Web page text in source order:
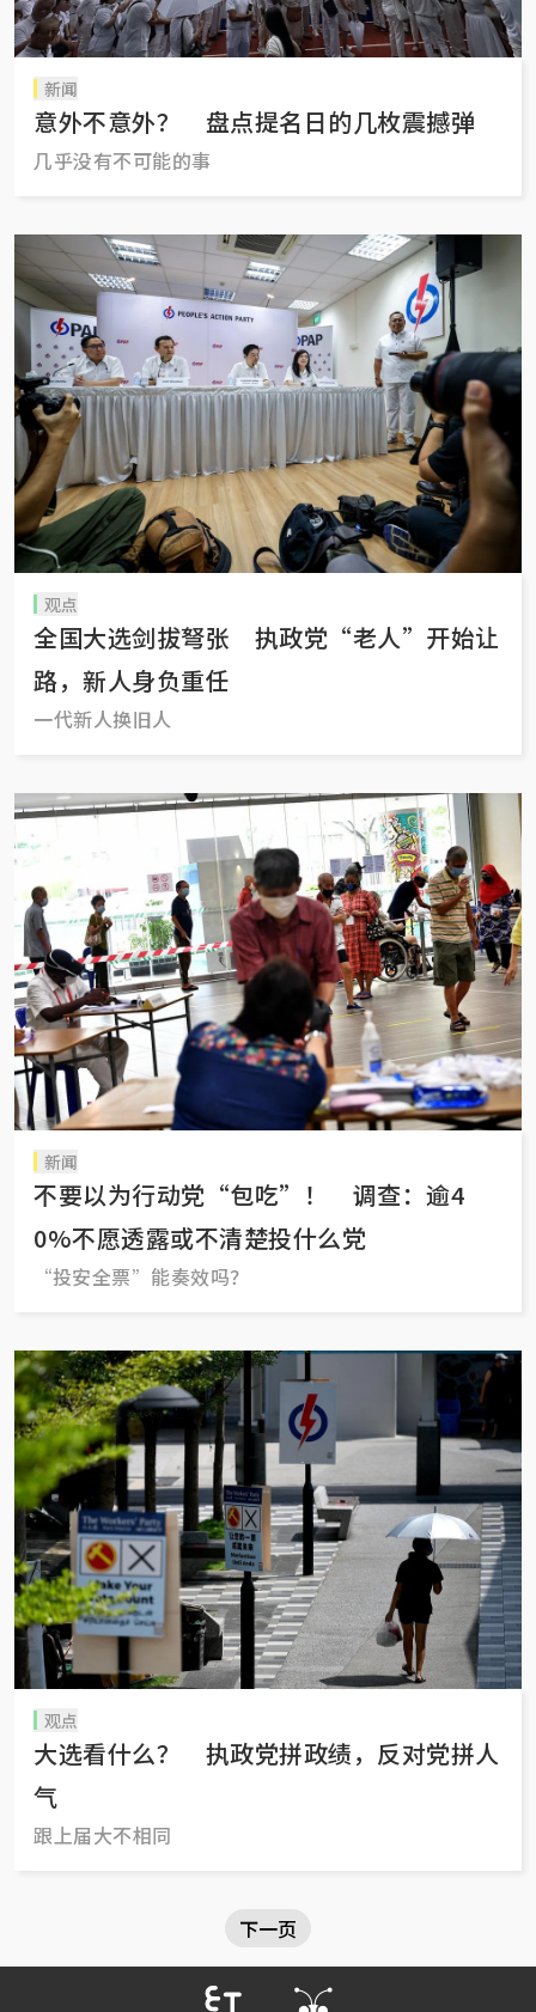
新闻
意外不意外？ 盘点提名日的几枚震撼弹
几乎没有不可能的事
观点
全国大选剑拔弩张 执政党“老人”开始让
路，新人身负重任
一代新人换旧人
新闻
不要以为行动党“包吃”！ 调查：逾4
0%不愿透露或不清楚投什么党
“投安全票”能奏效吗？
观点
大选看什么？ 执政党拼政绩，反对党拼人
气
跟上届大不相同
下一页